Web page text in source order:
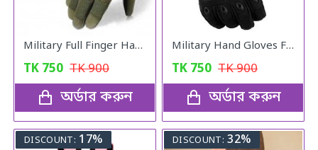
Military Full Finger Hand Gloves Olive
TK 750 TK900
অর্ডার করুন
Military Hand Gloves Full Black
TK 750 TK900
অর্ডার করুন
DISCOUNT: 17% DISCOUNT: 32%